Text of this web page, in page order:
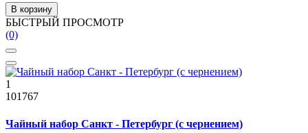
В корзину
БЫСТРЫЙ ПРОСМОТР
(0)
1
101767
Чайный набор Санкт - Петербург (с чернением)